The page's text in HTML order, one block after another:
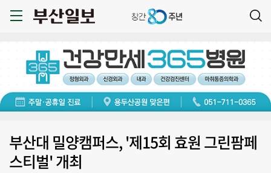
부산대 밀양캠퍼스, '제15회 효원 그린팜페
스티벌' 개최